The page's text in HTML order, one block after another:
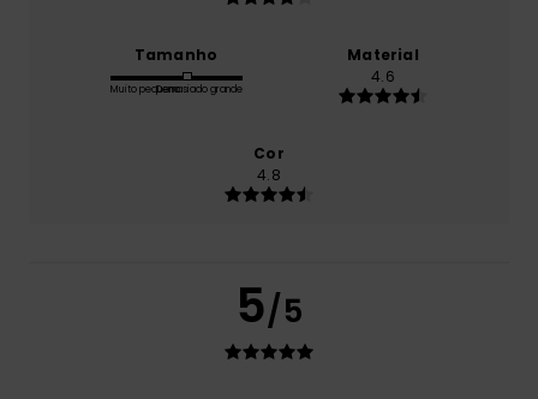
Tamanho
Muito pequenoDemasiado grande
Material
4.6
Cor
4.8
5/5